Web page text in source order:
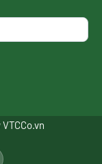
VTCCo.vn